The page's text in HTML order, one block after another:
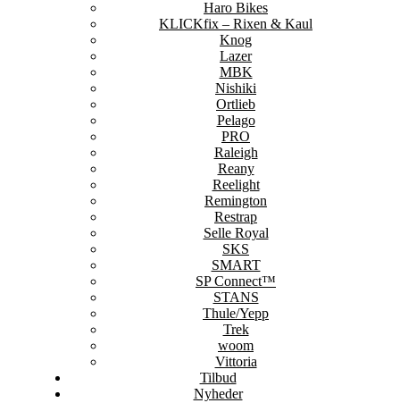
Haro Bikes
KLICKfix – Rixen & Kaul
Knog
Lazer
MBK
Nishiki
Ortlieb
Pelago
PRO
Raleigh
Reany
Reelight
Remington
Restrap
Selle Royal
SKS
SMART
SP Connect™
STANS
Thule/Yepp
Trek
woom
Vittoria
Tilbud
Nyheder